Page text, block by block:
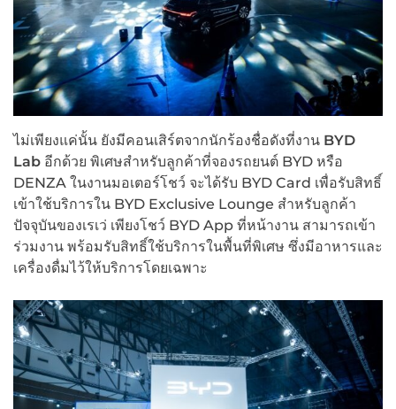
ไม่เพียงแค่นั้น ยังมีคอนเสิร์ตจากนักร้องชื่อดังที่งาน BYD
Lab อีกด้วย พิเศษสำหรับลูกค้าที่จองรถยนต์ BYD หรือ
DENZA ในงานมอเตอร์โชว์ จะได้รับ BYD Card เพื่อรับสิทธิ์
เข้าใช้บริการใน BYD Exclusive Lounge สำหรับลูกค้า
ปัจจุบันของเรเว่ เพียงโชว์ BYD App ที่หน้างาน สามารถเข้า
ร่วมงาน พร้อมรับสิทธิ์ใช้บริการในพื้นที่พิเศษ ซึ่งมีอาหารและ
เครื่องดื่มไว้ให้บริการโดยเฉพาะ